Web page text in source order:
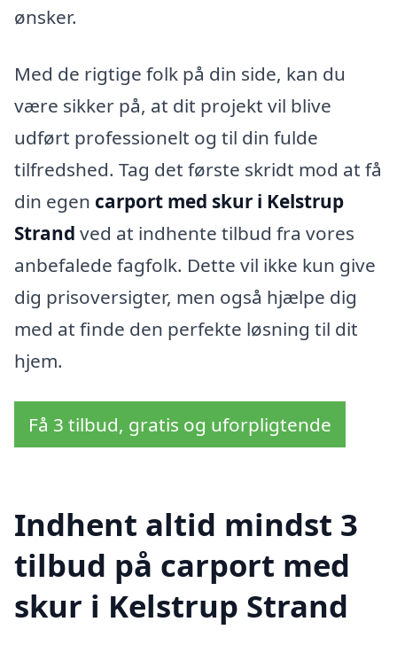
ønsker.
Med de rigtige folk på din side, kan du
være sikker på, at dit projekt vil blive
udført professionelt og til din fulde
tilfredshed. Tag det første skridt mod at få
din egen carport med skur i Kelstrup
Strand ved at indhente tilbud fra vores
anbefalede fagfolk. Dette vil ikke kun give
dig prisoversigter, men også hjælpe dig
med at finde den perfekte løsning til dit
hjem.
Få 3 tilbud, gratis og uforpligtende
Indhent altid mindst 3
tilbud på carport med
skur i Kelstrup Strand